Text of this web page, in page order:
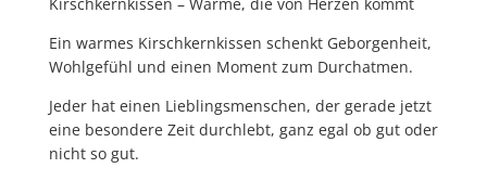
Ein warmes Kirschkernkissen schenkt Geborgenheit,
Wohlgefühl und einen Moment zum Durchatmen.
Jeder hat einen Lieblingsmenschen, der gerade jetzt
eine besondere Zeit durchlebt, ganz egal ob gut oder
nicht so gut.